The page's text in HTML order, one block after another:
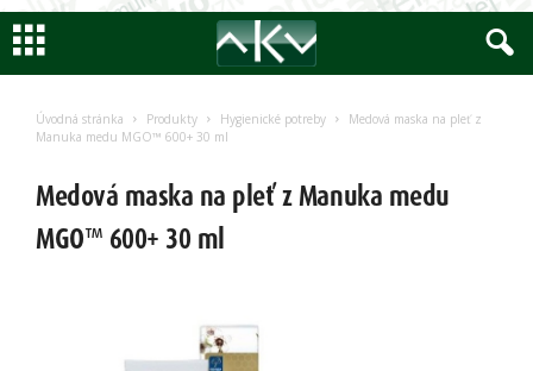
Encyklopedia
AKV
Úvodná stránka Produkty Hygienické potreby
Medová maska na pleť z
Manuka medu MGO™ 600+ 30 ml
Medová maska na pleť z Manuka medu
MGO™ 600+ 30 ml